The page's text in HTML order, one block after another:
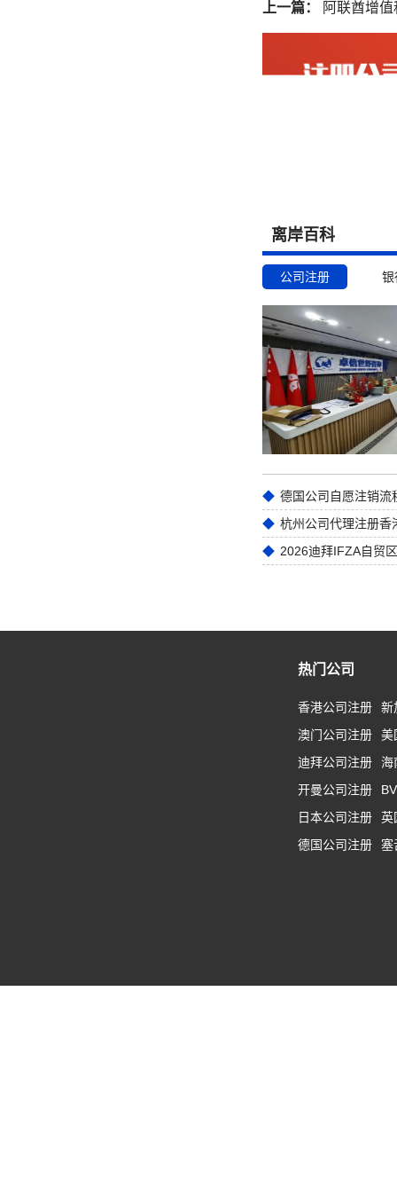
上一篇： 阿联酋增
离岸百科
公司注册 银
德国公司自愿注销流
2026迪拜IFZA自贸
热门公司
香港公司注册
新
澳门公司注册
美
迪拜公司注册
海
开曼公司注册
日本公司注册
英
德国公司注册
塞